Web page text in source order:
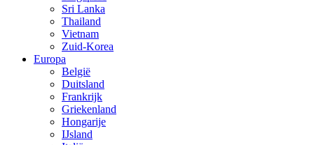
Sri Lanka
Thailand
Vietnam
Zuid-Korea
Europa
België
Duitsland
Frankrijk
Griekenland
Hongarije
IJsland